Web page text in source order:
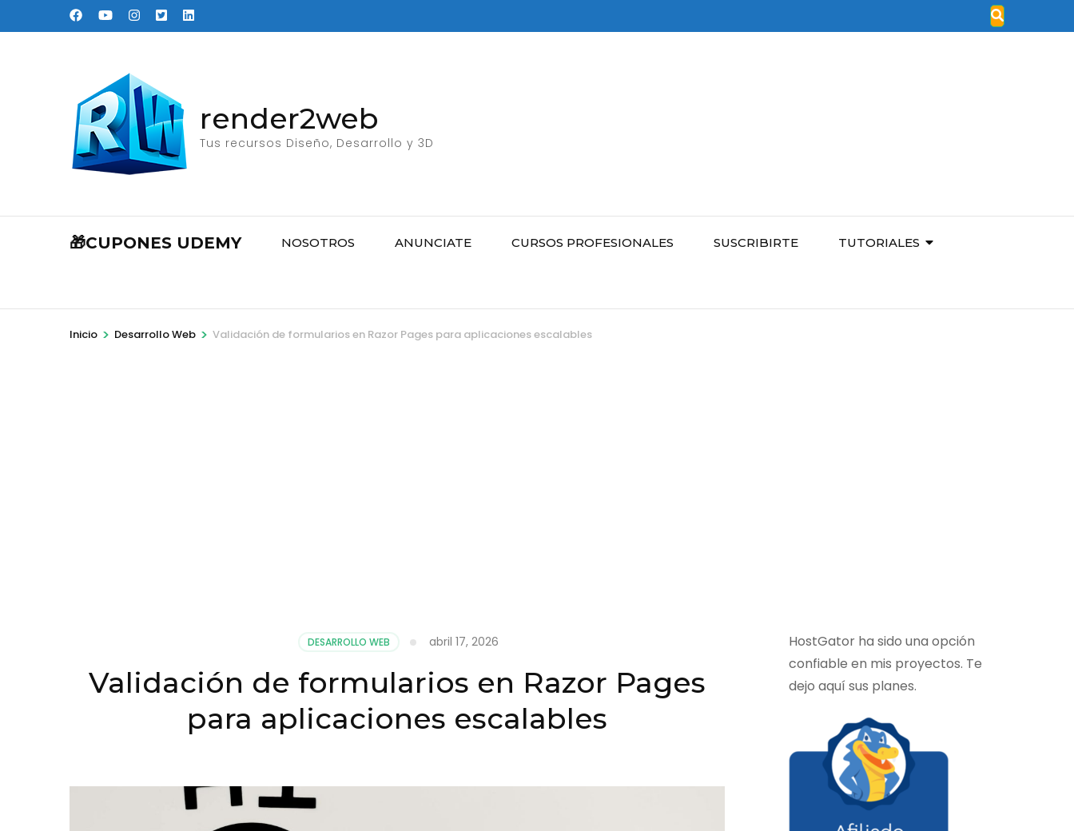
al
render2web
Tus recursos Diseño, Desarrollo y 3D
🎁CUPONES UDEMY NOSOTROS ANUNCIATE CURSOS PROFESIONALES SUSCRIBIRTE TUTORIALES
Inicio > Desarrollo Web > Validación de formularios en Razor Pages para aplicaciones escalables
DESARROLLO WEB abril 17, 2026
Validación de formularios en Razor Pages
para aplicaciones escalables
HostGator ha sido una opción
confiable en mis proyectos. Te
dejo aquí sus planes.